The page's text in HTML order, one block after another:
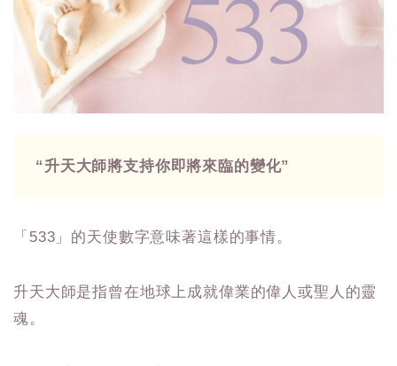
“升天大師將支持你即將來臨的變化”
「533」的天使數字意味著這樣的事情。
升天大師是指曾在地球上成就偉業的偉人或聖人的靈
魂。